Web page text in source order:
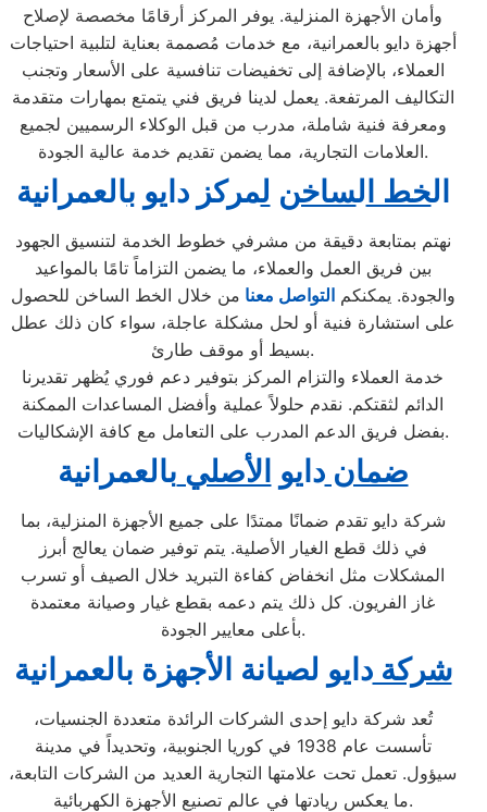
وأمان الأجهزة المنزلية. يوفر المركز أرقامًا مخصصة لإصلاح
أجهزة دايو بالعمرانية، مع خدمات مُصممة بعناية لتلبية احتياجات
العملاء، بالإضافة إلى تخفيضات تنافسية على الأسعار وتجنب
التكاليف المرتفعة. يعمل لدينا فريق فني يتمتع بمهارات متقدمة
ومعرفة فنية شاملة، مدرب من قبل الوكلاء الرسميين لجميع
العلامات التجارية، مما يضمن تقديم خدمة عالية الجودة.
الخط ا لساخن لمركز دايو بالعمرانية
نهتم بمتابعة دقيقة من مشرفي خطوط الخدمة لتنسيق الجهود
بين فريق العمل والعملاء، ما يضمن التزاماً تامًا بالمواعيد
والجودة. يمكنكمالتواصل معنا من خلال الخط الساخن للحصول
على استشارة فنية أو لحل مشكلة عاجلة، سواء كان ذلك عطل
بسيط أو موقف طارئ.
خدمة العملاء والتزام المركز بتوفير دعم فوري يُظهر تقديرنا
الدائم لثقتكم. نقدم حلولاً عملية وأفضل المساعدات الممكنة
بفضل فريق الدعم المدرب على التعامل مع كافة الإشكاليات.
ضماندايو الأصلي بالعمرانية
شركة دايو تقدم ضمانًا ممتدًا على جميع الأجهزة المنزلية، بما
في ذلك قطع الغيار الأصلية. يتم توفير ضمان يعالج أبرز
المشكلات مثل انخفاض كفاءة التبريد خلال الصيف أو تسرب
غاز الفريون. كل ذلك يتم دعمه بقطع غيار وصيانة معتمدة
بأعلى معايير الجودة.
شركةدايو لصيانة الجهزة بالعمرانية
تُعد شركة دايو إحدى الشركات الرائدة متعددة الجنسيات،
تأسست عام 1938 في كوريا الجنوبية، وتحديداً في مدينة
سيؤول. تعمل تحت علامتها التجارية العديد من الشركات التابعة،
ما يعكس ريادتها في عالم تصنيع الأجهزة الكهربائية.